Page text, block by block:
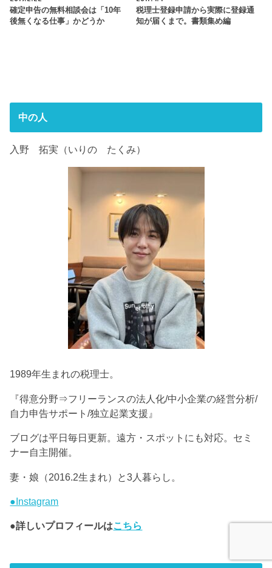
確定申告の無料相談会は「10年
後無くなる仕事」かどうか
税理士登録申請から実際に登録通
知が届くまで。書類集め編
中の人
入野 拓実（いりの たくみ）
1989年生まれの税理士。
『得意分野⇒フリーランスの法人化/中小企業の経営分析/
自力申告サポート/独立起業支援』
ブログは平日毎日更新。遠方・スポットにも対応。セミ
ナー自主開催。
妻・娘（2016.2生まれ）と3人暮らし。
●Instagram
●詳しいプロフィールはこちら